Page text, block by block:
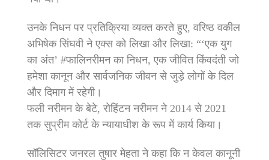
उनके निधन पर प्रतिक्रिया व्यक्त करते हुए, वरिष्ठ वकील
अभिषेक सिंघवी ने एक्स को लिखा और लिखा: “‘एक युग
का अंत’ #फालिनरीमन का निधन, एक जीवित किंवदंती जो
हमेशा कानून और सार्वजनिक जीवन से जुड़े लोगों के दिल
और दिमाग में रहेगी।
फली नरीमन के बेटे, रोहिंटन नरीमन ने 2014 से 2021
तक सुप्रीम कोर्ट के न्यायाधीश के रूप में कार्य किया।
सॉलिसिटर जनरल तुषार मेहता ने कहा कि न केवल कानूनी